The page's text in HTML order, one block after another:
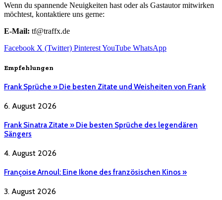
Wenn du spannende Neuigkeiten hast oder als Gastautor mitwirken
möchtest, kontaktiere uns gerne:
E-Mail: tf@traffx.de
Facebook X (Twitter) PinterestYouTube WhatsApp
Empfehlungen
Frank Sprüche » Die besten Zitate und Weisheiten von Frank
6. August 2026
Frank Sinatra Zitate » Die besten Sprüche des legendären
Sängers
4. August 2026
Françoise Arnoul: Eine Ikone des französischen Kinos »
3. August 2026